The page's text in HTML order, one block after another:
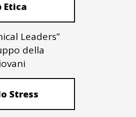
Etica
Leaders”
della
Stress